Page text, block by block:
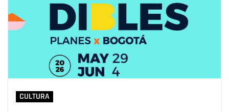
CULTURA